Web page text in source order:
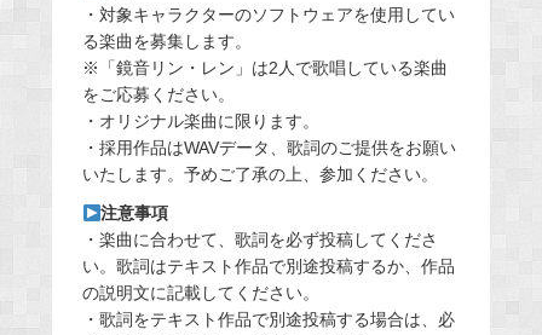
・対象キャラクターのソフトウェアを使用してい
る楽曲を募集します。
※「鏡音リン・レン」は2人で歌唱している楽曲
をご応募ください。
・オリジナル楽曲に限ります。
・採用作品はWAVデータ、歌詞のご提供をお願い
いたします。予めご了承の上、参加ください。
注意事項
・楽曲に合わせて、歌詞を必ず投稿してくださ
い。歌詞はテキスト作品で別途投稿するか、作品
の説明文に記載してください。
・歌詞をテキスト作品で別途投稿する場合は、必